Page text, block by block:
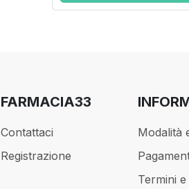
FARMACIA33
Contattaci
Registrazione
Modalità
Termini